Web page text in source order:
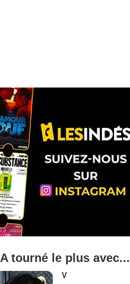
A tourné le plus avec...
V